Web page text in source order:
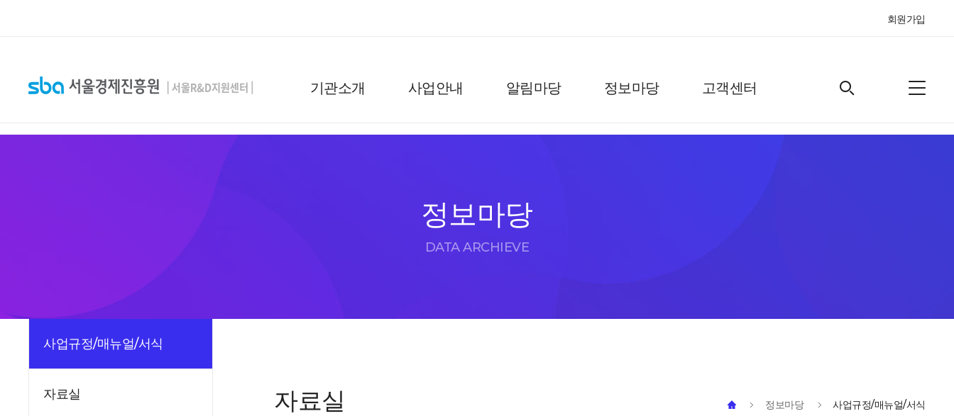
회원가입
기관소개 사업안내 알림마당 정보마당 고객센터
정보마당
DATA ARCHIEVE
사업규정/매뉴얼/서식
자료실 자료실 정보마당 사업규정/매뉴얼/서식